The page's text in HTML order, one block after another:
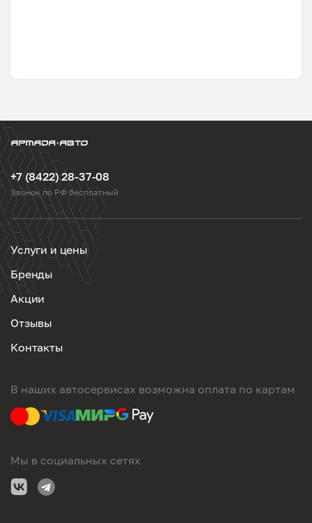
+7 (8422) 28-37-08
Звонок по РФ бесплатный
Услуги и цены
Бренды
Акции
Отзывы
Контакты
В наших автосервисах возможна оплата по картам
Мы в социальных сетях